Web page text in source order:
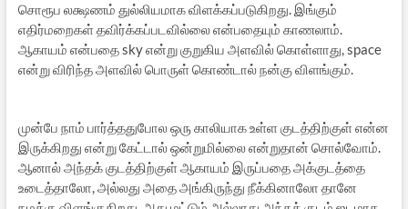
சொரூப லக்ஷணம் துல்லியமாக விளக்கப்படுகிறது. இங்கும்
எதிர்மறைகள் தவிர்க்கப்படவில்லை என்பதையும் காணலாம்.
ஆகாயம் என்பதை sky என்று குறுகிய அளவில் கொள்ளாது, space
என்று விரிந்த அளவில் பொருள் கொண்டால் நன்கு விளங்கும்.
முன்பே நாம் பார்த்ததுபோல ஒரு காலியாக உள்ள குடத்திற்குள் என்ன
இருக்கிறது என்று கேட்டால் ஒன்றுமில்லை என்றுதான் சொல்வோம்.
ஆனால் அந்தக் குடத்திற்குள் ஆகாயம் இருப்பதை அக்குடத்தை
உடைத்தாலோ, அல்லது அதை அங்கிருந்து நீக்கினாலோ தானே